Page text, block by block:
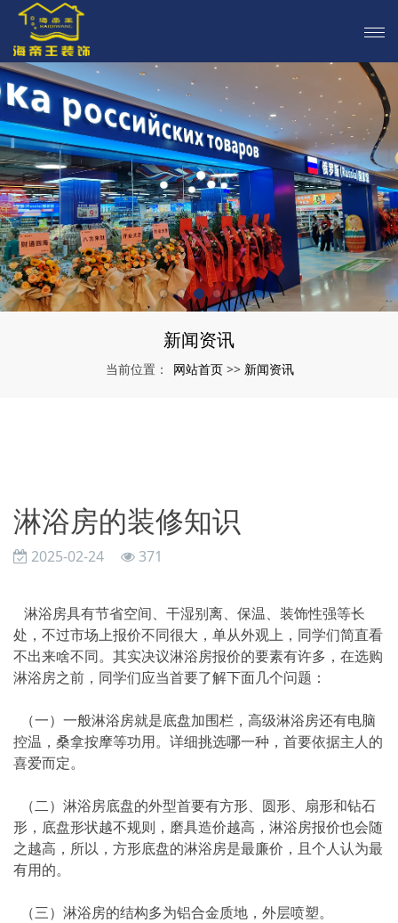
新闻资讯
当前位置： 网站首页 >> 新闻资讯
淋浴房的装修知识
2025-02-24 371
淋浴房具有节省空间、干湿别离、保温、装饰性强等长
处，不过市场上报价不同很大，单从外观上，同学们简直看
不出来啥不同。其实决议淋浴房报价的要素有许多，在选购
淋浴房之前，同学们应当首要了解下面几个问题：
（一）一般淋浴房就是底盘加围栏，高级淋浴房还有电脑
控温，桑拿按摩等功用。详细挑选哪一种，首要依据主人的
喜爱而定。
（二）淋浴房底盘的外型首要有方形、圆形、扇形和钻石
形，底盘形状越不规则，磨具造价越高，淋浴房报价也会随
之越高，所以，方形底盘的淋浴房是最廉价，且个人认为最
有用的。
（三）淋浴房的结构多为铝合金质地，外层喷塑。